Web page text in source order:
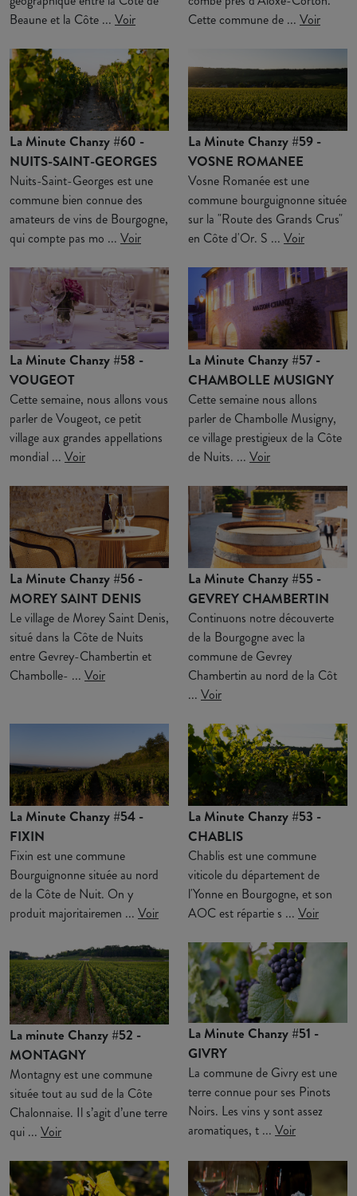
Beaune et la Côte ... Voir
Cette commune de ... Voir
La Minute Chanzy #60 -
NUITS-SAINT-GEORGES
Nuits-Saint-Georges est une
commune bien connue des
amateurs de vins de Bourgogne,
qui compte pas mo ... Voir
La Minute Chanzy #59 -
VOSNE ROMANEE
Vosne Romanée est une
commune bourguignonne située
sur la "Route des Grands Crus"
en Côte d'Or. S ... Voir
La Minute Chanzy #58 -
VOUGEOT
Cette semaine, nous allons vous
parler de Vougeot, ce petit
village aux grandes appellations
mondial ... Voir
La Minute Chanzy #57 -
CHAMBOLLE MUSIGNY
Cette semaine nous allons
parler de Chambolle Musigny,
ce village prestigieux de la Côte
de Nuits. ... Voir
La Minute Chanzy #56 -
MOREY SAINT DENIS
Le village de Morey Saint Denis,
situé dans la Côte de Nuits
entre Gevrey-Chambertin et
Chambolle- ... Voir
La Minute Chanzy #55 -
GEVREY CHAMBERTIN
Continuons notre découverte
de la Bourgogne avec la
commune de Gevrey
Chambertin au nord de la Côt
... Voir
La Minute Chanzy #54 -
FIXIN
Fixin est une commune
Bourguignonne située au nord
de la Côte de Nuit. On y
produit majoritairemen ... Voir
La Minute Chanzy #53 -
CHABLIS
Chablis est une commune
viticole du département de
l'Yonne en Bourgogne, et son
AOC est répartie s ... Voir
La minute Chanzy #52 -
MONTAGNY
Montagny est une commune
située tout au sud de la Côte
Chalonnaise. Il s’agit d’une terre
qui ... Voir
La Minute Chanzy #51 -
GIVRY
La commune de Givry est une
terre connue pour ses Pinots
Noirs. Les vins y sont assez
aromatiques, t ... Voir